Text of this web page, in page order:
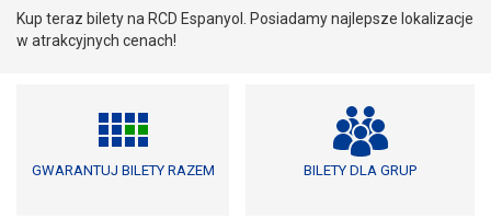
Kup teraz bilety na RCD Espanyol. Posiadamy najlepsze lokalizacje
w atrakcyjnych cenach!
GWARANTUJ BILETY RAZEM BILETY DLA GRUP